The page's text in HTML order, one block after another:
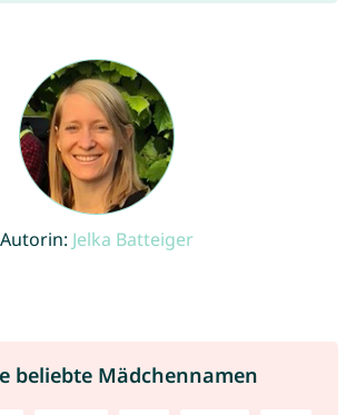
Autorin: Jelka Batteiger
beliebte Mädchennamen